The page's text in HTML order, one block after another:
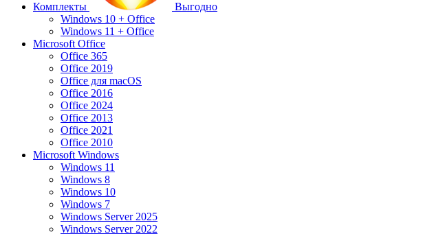
Комплекты
Выгодно
Windows 10 + Office
Windows 11 + Office
Microsoft Office
Office 365
Office 2019
Office для macOS
Office 2016
Office 2024
Office 2013
Office 2021
Office 2010
Microsoft Windows
Windows 11
Windows 8
Windows 10
Windows 7
Windows Server 2025
Windows Server 2022